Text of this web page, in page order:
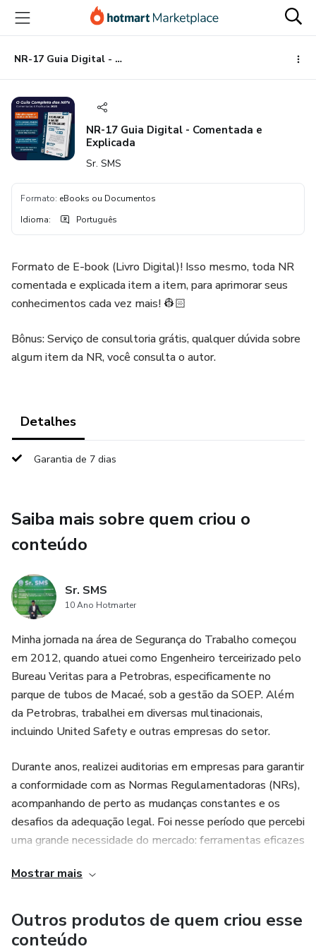
para
conteúdo
principal
para
pagamento
para
rodapé
NR-17 Guia Digital - Comentada e Explicada
NR-17 Guia Digital - Comentada e
Explicada
Sr. SMS
Formato: eBooks ou Documentos
Idioma: Português
Formato de E-book (Livro Digital)! Isso mesmo, toda NR
comentada e explicada item a item, para aprimorar seus
conhecimentos cada vez mais! 👷🏻
Bônus: Serviço de consultoria grátis, qualquer dúvida sobre
algum item da NR, você consulta o autor.
Detalhes
Garantia de 7 dias
Saiba mais sobre quem criou o
conteúdo
Sr. SMS
10 Ano Hotmarter
Minha jornada na área de Segurança do Trabalho começou
em 2012, quando atuei como Engenheiro terceirizado pelo
Bureau Veritas para a Petrobras, especificamente no
parque de tubos de Macaé, sob a gestão da SOEP. Além
da Petrobras, trabalhei em diversas multinacionais,
incluindo United Safety e outras empresas do setor.
Durante anos, realizei auditorias em empresas para garantir
a conformidade com as Normas Regulamentadoras (NRs),
acompanhando de perto as mudanças constantes e os
desafios da adequação legal. Foi nesse período que percebi
uma grande necessidade do mercado: ferramentas eficazes
118 países e ultrapassou 100 milhões de acessos. Esse
grande sucesso impulsionou nossa empresa a desenvolver
Mostrar mais
Outros produtos de quem criou esse
conteúdo